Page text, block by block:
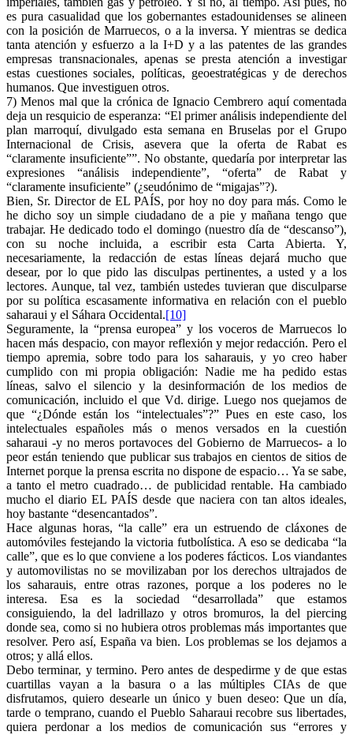
es pura casualidad que los gobernantes estadounidenses se alineen
con la posición de Marruecos, o a la inversa. Y mientras se dedica
tanta atención y esfuerzo a la I+D y a las patentes de las grandes
empresas transnacionales, apenas se presta atención a investigar
estas cuestiones sociales, políticas, geoestratégicas y de derechos
humanos. Que investiguen otros.
7) Menos mal que la crónica de Ignacio Cembrero aquí comentada
deja un resquicio de esperanza: “El primer análisis independiente del
plan marroquí, divulgado esta semana en Bruselas por el Grupo
Internacional de Crisis, asevera que la oferta de Rabat es
“claramente insuficiente””. No obstante, quedaría por interpretar las
expresiones “análisis independiente”, “oferta” de Rabat y
“claramente insuficiente” (¿seudónimo de “migajas”?).
Bien, Sr. Director de EL PAÍS, por hoy no doy para más. Como le
he dicho soy un simple ciudadano de a pie y mañana tengo que
trabajar. He dedicado todo el domingo (nuestro día de “descanso”),
con su noche incluida, a escribir esta Carta Abierta. Y,
necesariamente, la redacción de estas líneas dejará mucho que
desear, por lo que pido las disculpas pertinentes, a usted y a los
lectores. Aunque, tal vez, también ustedes tuvieran que disculparse
por su política escasamente informativa en relación con el pueblo
saharaui y el Sáhara Occidental.[10]
Seguramente, la “prensa europea” y los voceros de Marruecos lo
hacen más despacio, con mayor reflexión y mejor redacción. Pero el
tiempo apremia, sobre todo para los saharauis, y yo creo haber
cumplido con mi propia obligación: Nadie me ha pedido estas
líneas, salvo el silencio y la desinformación de los medios de
comunicación, incluido el que Vd. dirige. Luego nos quejamos de
que “¿Dónde están los “intelectuales”?” Pues en este caso, los
intelectuales españoles más o menos versados en la cuestión
saharaui -y no meros portavoces del Gobierno de Marruecos- a lo
peor están teniendo que publicar sus trabajos en cientos de sitios de
Internet porque la prensa escrita no dispone de espacio… Ya se sabe,
a tanto el metro cuadrado… de publicidad rentable. Ha cambiado
mucho el diario EL PAÍS desde que naciera con tan altos ideales,
hoy bastante “desencantados”.
Hace algunas horas, “la calle” era un estruendo de cláxones de
automóviles festejando la victoria futbolística. A eso se dedicaba “la
calle”, que es lo que conviene a los poderes fácticos. Los viandantes
y automovilistas no se movilizaban por los derechos ultrajados de
los saharauis, entre otras razones, porque a los poderes no le
interesa. Esa es la sociedad “desarrollada” que estamos
consiguiendo, la del ladrillazo y otros bromuros, la del piercing
donde sea, como si no hubiera otros problemas más importantes que
resolver. Pero así, España va bien. Los problemas se los dejamos a
otros; y allá ellos.
Debo terminar, y termino. Pero antes de despedirme y de que estas
cuartillas vayan a la basura o a las múltiples CIAs de que
disfrutamos, quiero desearle un único y buen deseo: Que un día,
tarde o temprano, cuando el Pueblo Saharaui recobre sus libertades,
quiera perdonar a los medios de comunicación sus “errores y